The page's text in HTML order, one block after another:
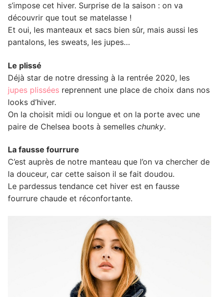
s’impose cet hiver. Surprise de la saison : on va
découvrir que tout se matelasse !
Et oui, les manteaux et sacs bien sûr, mais aussi les
pantalons, les sweats, les jupes…
Le plissé
Déjà star de notre dressing à la rentrée 2020, les
jupes plissées reprennent une place de choix dans nos
looks d’hiver.
On la choisit midi ou longue et on la porte avec une
paire de Chelsea boots à semelles chunky.
La fausse fourrure
C’est auprès de notre manteau que l’on va chercher de
la douceur, car cette saison il se fait doudou.
Le pardessus tendance cet hiver est en fausse
fourrure chaude et réconfortante.